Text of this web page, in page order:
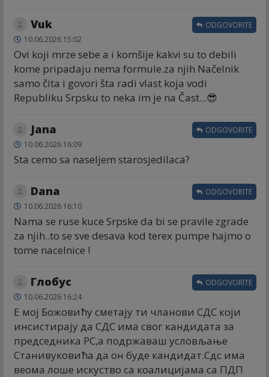
Vuk
10.06.2026 15:02
Ovi koji mrze sebe a i komšije kakvi su to debili
kome pripadaju nema formule.za njih Načelnik
samo čita i govori šta radi vlast koja vodi
Republiku Srpsku to neka im je na Čast...😎
ODGOVORITE
Jana
10.06.2026 16:09
Sta cemo sa naseljem starosjedilaca?
ODGOVORITE
Dana
10.06.2026 16:10
Nama se ruse kuce Srpske da bi se pravile zgrade
za njih..to se sve desava kod terex pumpe hajmo o
tome nacelnice !
ODGOVORITE
Глобус
10.06.2026 16:24
Е мој Божовићу сметају ти чланови СДС који
инсистирају да СДС има свог кандидата за
председника РС,а подржаваш условљање
Станивуковића да он буде кандидат.Сдс има
веома лоше искуство са коалицијама са ПДП
ODGOVORITE